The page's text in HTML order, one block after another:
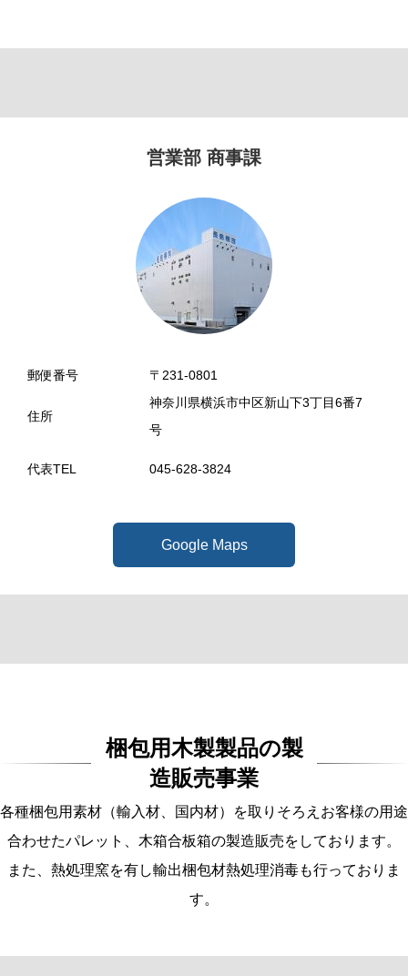
営業部 商事課
郵便番号 〒231-0801
住所
神奈川県横浜市中区新山下3丁目6番7
号
代表TEL 045-628-3824
Google Maps
梱包用木製製品の製
造販売事業
各種梱包用素材（輸入材、国内材）を取りそろえお客様の用途
合わせたパレット、木箱合板箱の製造販売をしております。
また、熱処理窯を有し輸出梱包材熱処理消毒も行っておりま
す。